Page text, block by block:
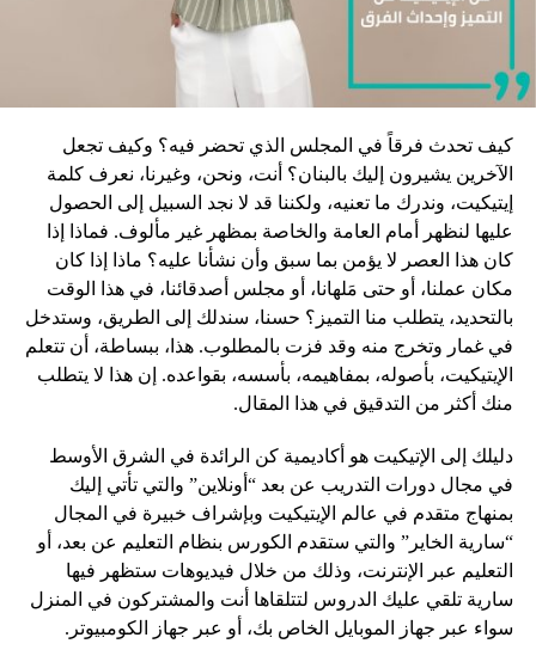
كيف تحدث فرقاً في المجلس الذي تحضر فيه؟ وكيف تجعل
الآخرين يشيرون إليك بالبنان؟ أنت، ونحن، وغيرنا، نعرف كلمة
إيتيكيت، وندرك ما تعنيه، ولكننا قد لا نجد السبيل إلى الحصول
عليها لنظهر أمام العامة والخاصة بمظهر غير مألوف. فماذا إذا
كان هذا العصر لا يؤمن بما سبق وأن نشأنا عليه؟ ماذا إذا كان
مكان عملنا، أو حتى مَلهانا، أو مجلس أصدقائنا، في هذا الوقت
بالتحديد، يتطلب منا التميز؟ حسنا، سندلك إلى الطريق، وستدخل
في غمار وتخرج منه وقد فزت بالمطلوب. هذا، ببساطة، أن تتعلم
الإيتيكيت، بأصوله، بمفاهيمه، بأسسه، بقواعده. إن هذا لا يتطلب
منك أكثر من التدقيق في هذا المقال.
دليلك إلى الإتيكيت هو أكاديمية كن الرائدة في الشرق الأوسط
في مجال دورات التدريب عن بعد “أونلاين” والتي تأتي إليك
بمنهاج متقدم في عالم الإيتيكيت وبإشراف خبيرة في المجال
“سارية الخاير” والتي ستقدم الكورس بنظام التعليم عن بعد، أو
التعليم عبر الإنترنت، وذلك من خلال فيديوهات ستظهر فيها
سارية تلقي عليك الدروس لتتلقاها أنت والمشتركون في المنزل
سواء عبر جهاز الموبايل الخاص بك، أو عبر جهاز الكومبيوتر.